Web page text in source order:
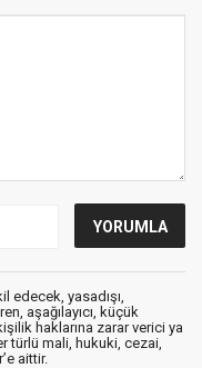
edecek, yasadışı,
aşağılayıcı, küçük
haklarına zarar verici ya
türlü mali, hukuki, cezai,
aittir.